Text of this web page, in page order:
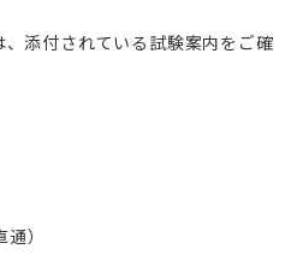
、添付されている試験案内をご確
）